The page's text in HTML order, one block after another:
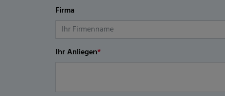
Firma
Ihr Anliegen*